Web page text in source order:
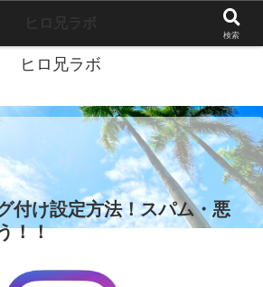
ヒロ兄ラボ
付け設定方法！スパム・悪
！！
検索